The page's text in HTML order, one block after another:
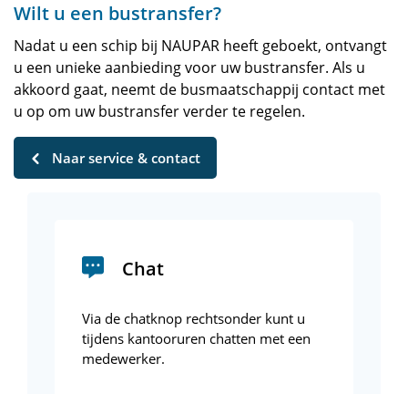
Wilt u een bustransfer?
Nadat u een schip bij NAUPAR heeft geboekt, ontvangt
u een unieke aanbieding voor uw bustransfer. Als u
akkoord gaat, neemt de busmaatschappij contact met
u op om uw bustransfer verder te regelen.
Naar service & contact
Chat
Via de chatknop rechtsonder kunt u
tijdens kantooruren chatten met een
medewerker.